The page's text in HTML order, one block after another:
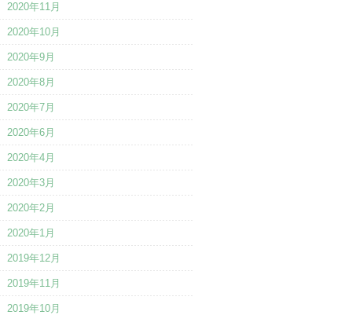
2020年11月
2020年10月
2020年9月
2020年8月
2020年7月
2020年6月
2020年4月
2020年3月
2020年2月
2020年1月
2019年12月
2019年11月
2019年10月